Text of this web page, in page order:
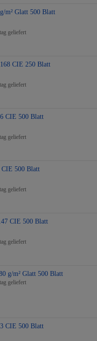
m² Glatt 500 Blatt
geliefert
CIE 250 Blatt
geliefert
CIE 500 Blatt
geliefert
CIE 500 Blatt
geliefert
CIE 500 Blatt
geliefert
g/m² Glatt 500 Blatt
geliefert
CIE 500 Blatt